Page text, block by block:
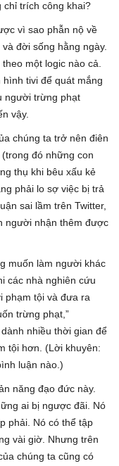
chỉ trích công khai?
vì sao phẫn nộ về
đời sống hằng ngày.
một logic nào cả.
tivi để quát mắng
người trừng phạt
vậy.
chúng ta trở nên điên
đó những con
thụ khi bêu xấu kẻ
phải lo sợ việc bị trả
sai lầm trên Twitter,
người nhận thêm được
muốn làm người khác
các nhà nghiên cứu
phạm tội và đưa ra
trừng phạt,”
nhiều thời gian để
tội hơn. (Lời khuyên:
luận nào.)
năng đạo đức này.
ai bị ngược đãi. Nó
phải. Nó có thể tập
vài giờ. Nhưng trên
chúng ta cũng có